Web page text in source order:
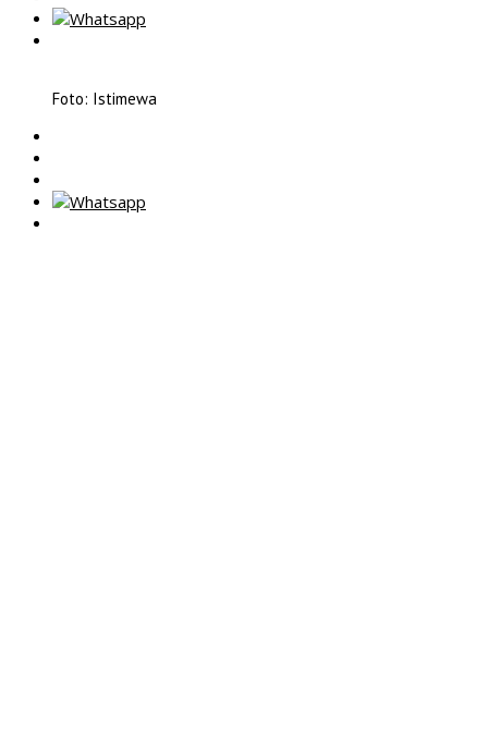
Foto: Istimewa